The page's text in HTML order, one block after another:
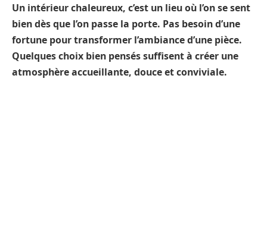
Un intérieur chaleureux, c’est un lieu où l’on se sent
bien dès que l’on passe la porte. Pas besoin d’une
fortune pour transformer l’ambiance d’une pièce.
Quelques choix bien pensés suffisent à créer une
atmosphère accueillante, douce et conviviale.